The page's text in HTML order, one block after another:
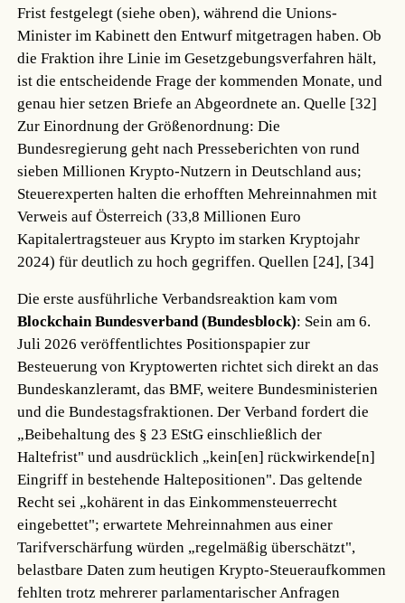
Frist festgelegt (siehe oben), während die Unions-
Minister im Kabinett den Entwurf mitgetragen haben. Ob
die Fraktion ihre Linie im Gesetzgebungsverfahren hält,
ist die entscheidende Frage der kommenden Monate, und
genau hier setzen Briefe an Abgeordnete an.Quelle [32]
Zur Einordnung der Größenordnung: Die
Bundesregierung geht nach Presseberichten von rund
sieben Millionen Krypto-Nutzern in Deutschland aus;
Steuerexperten halten die erhofften Mehreinnahmen mit
Verweis auf Österreich (33,8 Millionen Euro
Kapitalertragsteuer aus Krypto im starken Kryptojahr
2024) für deutlich zu hoch gegriffen.Quellen [24], [34]
Die erste ausführliche Verbandsreaktion kam vom
Blockchain Bundesverband (Bundesblock): Sein am 6.
Juli 2026 veröffentlichtes Positionspapier zur
Besteuerung von Kryptowerten richtet sich direkt an das
Bundeskanzleramt, das BMF, weitere Bundesministerien
und die Bundestagsfraktionen. Der Verband fordert die
„Beibehaltung des § 23 EStG einschließlich der
Haltefrist" und ausdrücklich „kein[en] rückwirkende[n]
Eingriff in bestehende Haltepositionen". Das geltende
Recht sei „kohärent in das Einkommensteuerrecht
eingebettet"; erwartete Mehreinnahmen aus einer
Tarifverschärfung würden „regelmäßig überschätzt",
belastbare Daten zum heutigen Krypto-Steueraufkommen
fehlten trotz mehrerer parlamentarischer Anfragen